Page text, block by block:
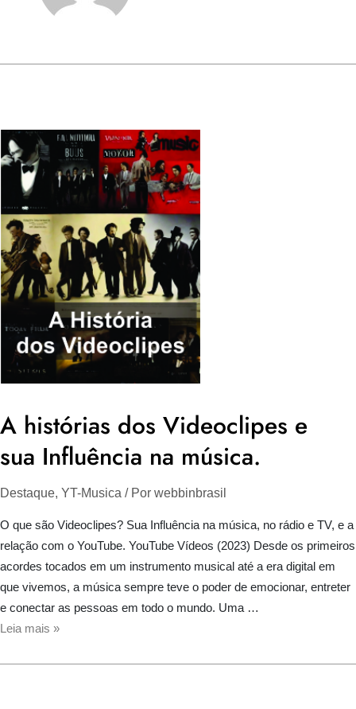
A histórias dos Videoclipes e
sua Influência na música.
Destaque, YT-Musica / Por webbinbrasil
O que são Videoclipes? Sua Influência na música, no rádio e TV, e a
relação com o YouTube. YouTube Vídeos (2023) Desde os primeiros
acordes tocados em um instrumento musical até a era digital em
que vivemos, a música sempre teve o poder de emocionar, entreter
e conectar as pessoas em todo o mundo. Uma …
A
dos
Leia mais »